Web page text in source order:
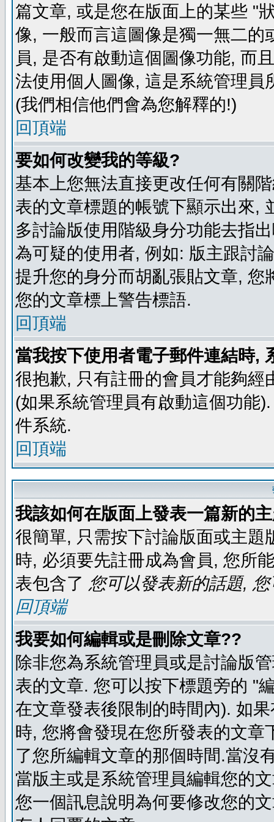
篇文章, 或是您在版面上的某些 "
像, 一般而言這圖像是獨一無二
員, 是否有啟動這個圖像功能, 而
法使用個人圖像, 這是系統管理
(我們相信他們會為您解釋的!)
回頂端
要如何改變我的等級?
基本上您無法直接更改任何有關
表的文章標題的帳號下顯示出來,
多討論版使用階級身分功能去指
為可疑的使用者, 例如: 版主跟討
提升您的身分而胡亂張貼文章,
您的文章標上警告標語.
回頂端
當我按下使用者電子郵件連結時,
很抱歉, 只有註冊的會員才能夠
(如果系統管理員有啟動這個功能
件系統.
回頂端
我該如何在版面上發表一篇新的
很簡單, 只需按下討論版面或主
時, 必須要先註冊成為會員, 您所
表包含了 您可以發表新的話題,
回頂端
我要如何編輯或是刪除文章??
除非您為系統管理員或是討論版
表的文章. 您可以按下標題旁的 "
在文章發表後限制的時間內). 如
時, 您將會發現在您所發表的文
了您所編輯文章的那個時間.當沒
當版主或是系統管理員編輯您的
您一個訊息說明為何要修改您的